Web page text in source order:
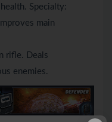
Specialty:
main
rifle. Deals
enemies.